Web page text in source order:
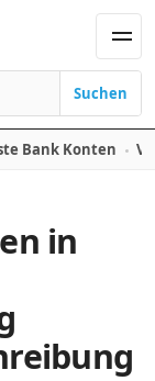
Suchen
Bank Konten
in